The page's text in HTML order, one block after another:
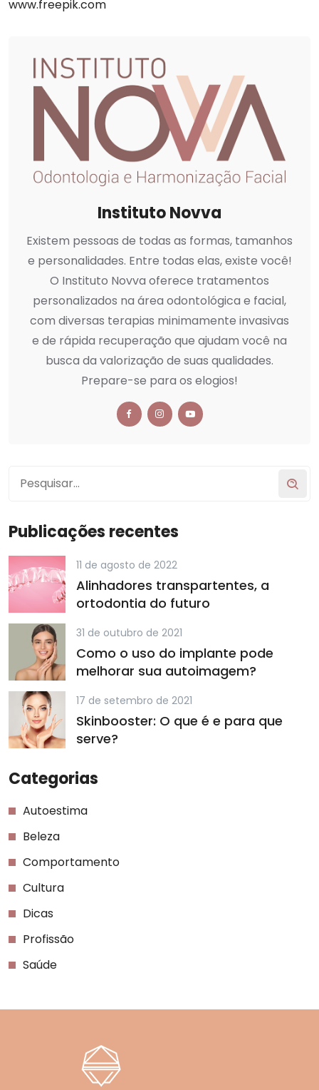
www.freepik.com
Instituto Novva
Existem pessoas de todas as formas, tamanhos
e personalidades. Entre todas elas, existe você!
O Instituto Novva oferece tratamentos
personalizados na área odontológica e facial,
com diversas terapias minimamente invasivas
e de rápida recuperação que ajudam você na
busca da valorização de suas qualidades.
Prepare-se para os elogios!
Publicações recentes
11 de agosto de 2022
Alinhadores transpartentes, a
ortodontia do futuro
31 de outubro de 2021
Como o uso do implante pode
melhorar sua autoimagem?
17 de setembro de 2021
Skinbooster: O que é e para que
serve?
Categorias
Autoestima
Beleza
Comportamento
Cultura
Dicas
Profissão
Saúde